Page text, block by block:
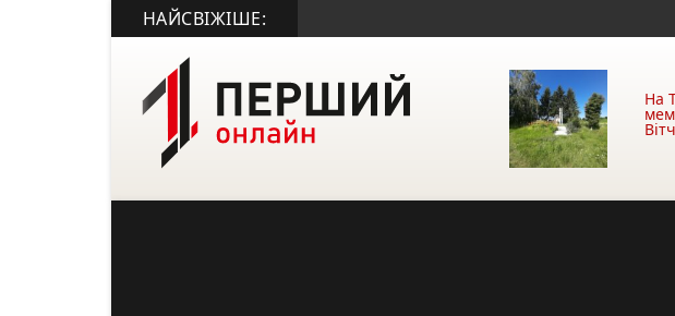
НАЙСВІЖІШЕ: • На
На